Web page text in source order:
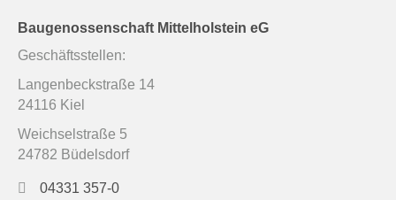
Baugenossenschaft Mittelholstein eG
Geschäftsstellen:
Langenbeckstraße 14
24116 Kiel
Weichselstraße 5
24782 Büdelsdorf
04331 357-0